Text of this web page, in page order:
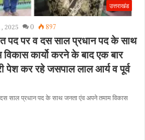
उत्तराखंड
2025 0 897
पद पर व दस साल प्रधान पद के साथ
कार्यो करने के बाद एक बार
पेश कर रहे जसपाल लाल आर्य व पूर्व
दस साल प्रधान पद के साथ जनता एंव अपने तमाम विकास